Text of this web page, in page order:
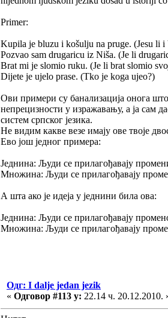
Primer:
Kupila je bluzu i košulju na pruge. (Jesu li
Pozvao sam drugaricu iz Niša. (Je li
Brat mi je slomio ruku. (Je li brat slomio
Dijete je ujelo prase. (Tko je koga ujeo?)
Ови примери су банализација онога
непрецизности у изражавању, а ја сам
систем српског језика.
Не видим какве везе имају ове твоје
Ево још једног примера:
Једнина: Људи се прилагођавају
Множина: Људи се прилагођавају
А шта ако је идеја у једнини била ова:
Једнина: Људи се прилагођавају
Множина: Људи се прилагођавају
Одг: I dalje jedan jezik
« Одговор #113 у: 22.14 ч. 20.12.2010.